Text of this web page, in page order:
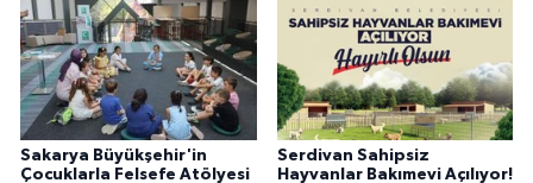
Sakarya Büyükşehir'in
Çocuklarla Felsefe Atölyesi
Serdivan Sahipsiz
Hayvanlar Bakımevi Açılıyor!